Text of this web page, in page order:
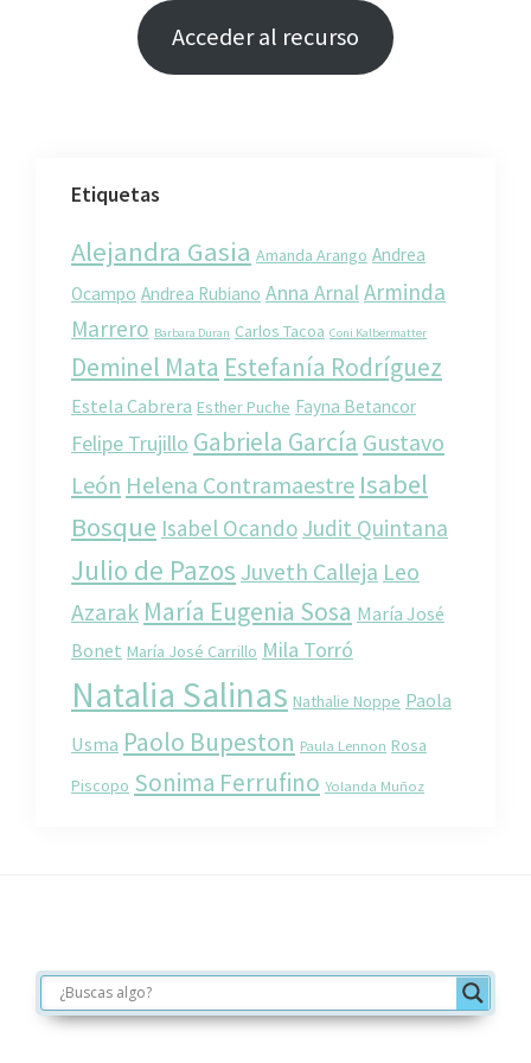
Acceder al recurso
Etiquetas
Alejandra Gasia Amanda Arango Andrea
Ocampo Andrea Rubiano Anna ArnalArminda
Marrero Barbara Duran Carlos Tacoa Coni Kalbermatter
Deminel Mata Estefanía Rodríguez
Estela Cabrera Esther Puche Fayna Betancor
Felipe Trujillo Gabriela García Gustavo
León Helena Contramaestre Isabel
Bosque Isabel Ocando Judit Quintana
Julio de Pazos Juveth Calleja Leo
Azarak María Eugenia Sosa María José
Bonet María José Carrillo Mila Torró
Natalia Salinas Nathalie Noppe Paola
Usma Paolo Bupeston Paula Lennon Rosa
Piscopo Sonima Ferrufino Yolanda Muñoz
Footer